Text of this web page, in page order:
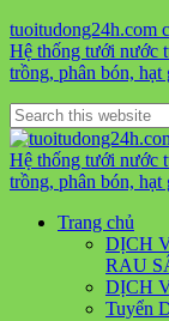
tuoitudong24h.com
Hệ thống tưới nước
trồng, phân bón, hạt
Trang chủ
DỊCH
RAU
DỊCH
Tuyển